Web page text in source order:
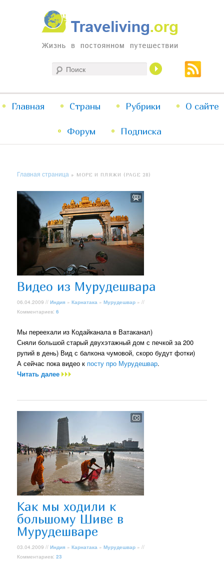
Traveliving
Жизнь в постоянном путешествии
меню
Перейти
к
Перейти
к
Главная Страны Рубрики О сайте
Форум Подписка
Главная страница » МОРЕ И ПЛЯЖИ (PAGE 28)
Видео из Мурудешвара
06.04.2009 //Индия »Карнатака »Мурудешвар » //
Комментариев:6
Мы переехали из Кодайканала в Ватаканал)
Сняли большой старый двухэтажный дом с печкой за 200
рупий в день) Вид с балкона чумовой, скоро будут фотки)
А сейчас пока видео к посту про Мурудешвар.
Читать далее
Как мы ходили к
большому Шиве в
Мурудешваре
03.04.2009 //Индия »Карнатака »Мурудешвар » //
Комментариев:23